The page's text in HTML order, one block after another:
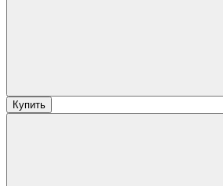
Купить